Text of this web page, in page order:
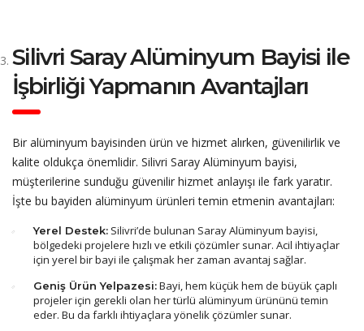
Silivri Saray Alüminyum Bayisi ile
İşbirliği Yapmanın Avantajları
Bir alüminyum bayisinden ürün ve hizmet alırken, güvenilirlik ve
kalite oldukça önemlidir. Silivri Saray Alüminyum bayisi,
müşterilerine sunduğu güvenilir hizmet anlayışı ile fark yaratır.
İşte bu bayiden alüminyum ürünleri temin etmenin avantajları:
Yerel Destek: Silivri’de bulunan Saray Alüminyum bayisi,
bölgedeki projelere hızlı ve etkili çözümler sunar. Acil ihtiyaçlar
için yerel bir bayi ile çalışmak her zaman avantaj sağlar.
Geniş Ürün Yelpazesi:Bayi, hem küçük hem de büyük çaplı
projeler için gerekli olan her türlü alüminyum ürününü temin
eder. Bu da farklı ihtiyaçlara yönelik çözümler sunar.